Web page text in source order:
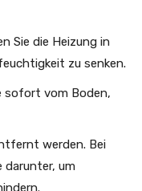
Sie die Heizung in
zu senken.
sofort vom Boden,
werden. Bei
darunter, um